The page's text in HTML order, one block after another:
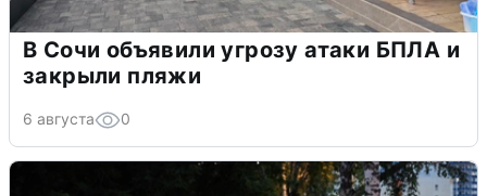
В Сочи объявили угрозу атаки БПЛА и
закрыли пляжи
6 августа 0